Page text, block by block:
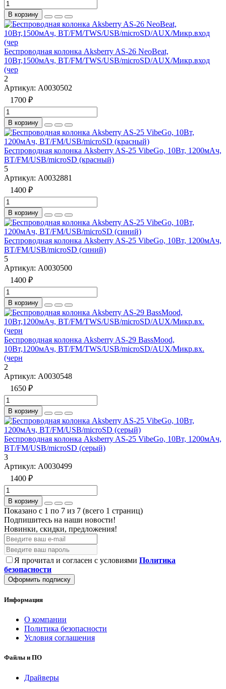
В корзину
Беспроводная колонка Aksberry AS-26 NeoBeat,
10Вт,1500мАч, BТ/FM/TWS/USB/microSD/AUX/Микр.вход
(чер
2
Артикул: А0030502
1700 ₽
В корзину
Беспроводная колонка Aksberry AS-25 VibeGo, 10Вт, 1200мАч,
BТ/FM/USB/microSD (красный)
5
Артикул: А0032881
1400 ₽
В корзину
Беспроводная колонка Aksberry AS-25 VibeGo, 10Вт, 1200мАч,
BТ/FM/USB/microSD (синий)
5
Артикул: А0030500
1400 ₽
В корзину
Беспроводная колонка Aksberry AS-29 BassMood,
10Вт,1200мАч, BТ/FM/TWS/USB/microSD/AUX/Микр.вх.
(черн
2
Артикул: А0030548
1650 ₽
В корзину
Беспроводная колонка Aksberry AS-25 VibeGo, 10Вт, 1200мАч,
BТ/FM/USB/microSD (серый)
3
Артикул: А0030499
1400 ₽
В корзину
Показано с 1 по 7 из 7 (всего 1 страниц)
Подпишитесь на наши новости!
Новинки, скидки, предложения!
Я прочитал и согласен с условиями Политика
безопасности
Оформить подписку
Информация
О компании
Политика безопасности
Условия соглашения
Файлы и ПО
Драйверы